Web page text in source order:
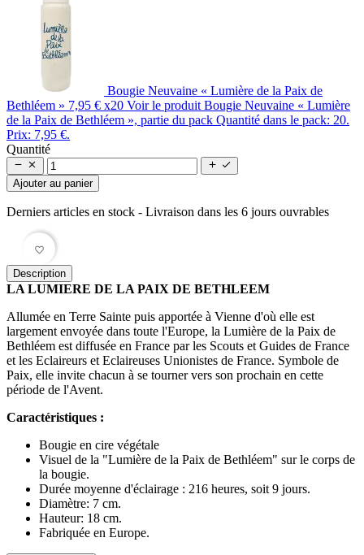
Bougie Neuvaine « Lumière de la Paix de
Bethléem » 7,95 € x20 Voir le produit Bougie Neuvaine « Lumière
de la Paix de Bethléem », partie du pack Quantité dans le pack: 20.
Prix: 7,95 €.
Quantité
   
Ajouter au panier
Derniers articles en stock - Livraison dans les 6 jours ouvrables
favorite_border
Description
LA LUMIERE DE LA PAIX DE BETHLEEM
Allumée en Terre Sainte puis apportée à Vienne d'où elle est
largement envoyée dans toute l'Europe, la Lumière de la Paix de
Bethléem est diffusée en France par les Scouts et Guides de France
et les Eclaireurs et Eclaireuses Unionistes de France. Symbole de
Paix, elle invite chacun à se tourner vers son prochain en cette
période de l'Avent.
Caractéristiques :
Bougie en cire végétale
Visuel de la "Lumière de la Paix de Bethléem" sur le corps de
la bougie.
Durée moyenne d'éclairage : 216 heures, soit 9 jours.
Diamètre: 7 cm.
Hauteur: 18 cm.
Fabriquée en Europe.